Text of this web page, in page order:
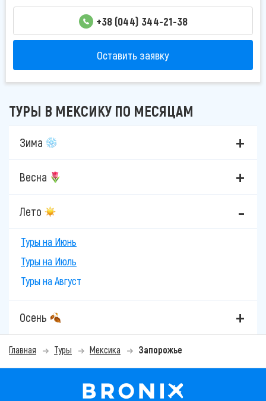
+38 (044) 344-21-38
Оставить заявку
ТУРЫ В МЕКСИКУ ПО МЕСЯЦАМ
Зима
Весна
Лето
Туры на Июнь
Туры на Июль
Туры на Август
Осень
Главная Туры Мексика Запорожье